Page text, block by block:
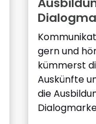
gern und
kümmerst
Auskünfte
die